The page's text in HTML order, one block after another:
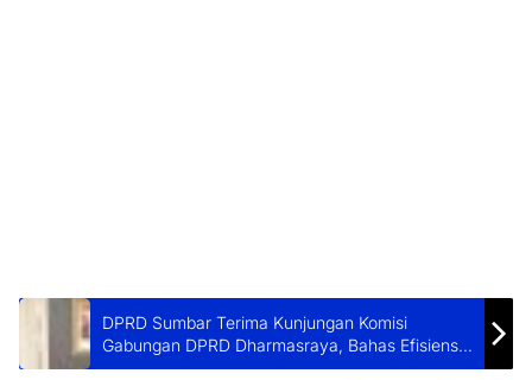
DPRD Sumbar Terima Kunjungan Komisi
Gabungan DPRD Dharmasraya, Bahas Efisiensi
Anggaran